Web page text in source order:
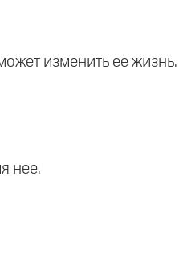
изменить ее жизнь.
нее.